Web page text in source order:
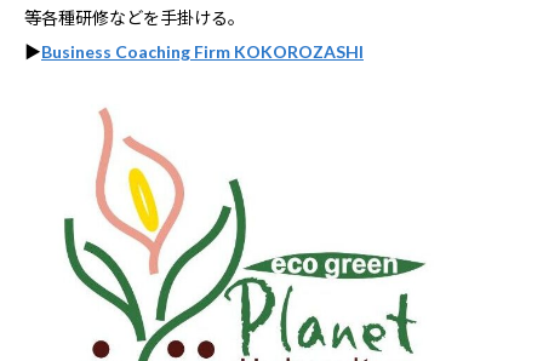
等各種研修などを手掛ける。
▶Business Coaching Firm KOKOROZASHI